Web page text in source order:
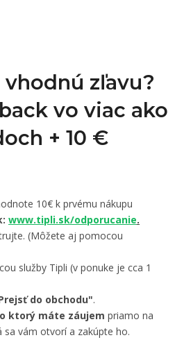
zľavu?
vo viac ako
+ 10 €
10€ k prvému nákupu
www.tipli.sk/odporucanie.
(Môžete aj pomocou
služby Tipli (v ponuke je cca 1
do obchodu".
ktorý máte záujem priamo na
vám otvorí a zakúpte ho.